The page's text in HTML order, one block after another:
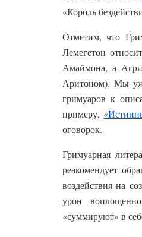
«Король
Отметим, что
Лемегетон
Амаймона, а
Аритоном). Мы
гримуаров к
примеру,
оговорок.
Гримуарная
реакомендует
воздействия на
урон
«суммируют» в